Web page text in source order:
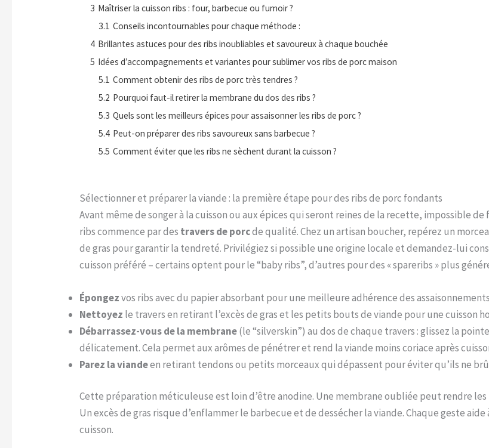
3 Maîtriser la cuisson ribs : four, barbecue ou fumoir ?
3.1 Conseils incontournables pour chaque méthode :
4 Brillantes astuces pour des ribs inoubliables et savoureux à chaque bouchée
5 Idées d’accompagnements et variantes pour sublimer vos ribs de porc maison
5.1 Comment obtenir des ribs de porc très tendres ?
5.2 Pourquoi faut-il retirer la membrane du dos des ribs ?
5.3 Quels sont les meilleurs épices pour assaisonner les ribs de porc ?
5.4 Peut-on préparer des ribs savoureux sans barbecue ?
5.5 Comment éviter que les ribs ne sèchent durant la cuisson ?
Sélectionner et préparer la viande : la première étape pour des ribs de porc fondants
Avant même de songer à la cuisson ou aux épices qui seront reines de la recette, impossible
ribs commence par des travers de porcde qualité. Chez un artisan boucher, repérez un
de gras pour garantir la tendreté. Privilégiez si possible une origine locale et demandez-lui
cuisson préféré – certains optent pour le “baby ribs”, d’autres pour des « spareribs » plus
Épongezvos ribs avec du papier absorbant pour une meilleure adhérence des
Nettoyez le travers en retirant l’excès de gras et les petits bouts de viande pour une cuisson
Débarrassez-vous de la membrane(le “silverskin”) au dos de chaque travers : glissez la
délicatement. Cela permet aux arômes de pénétrer et rend la viande moins coriace après
Parez la viandeen retirant tendons ou petits morceaux qui dépassent pour éviter qu’ils ne
Cette préparation méticuleuse est loin d’être anodine. Une membrane oubliée peut rendre
Un excès de gras risque d’enflammer le barbecue et de dessécher la viande. Chaque geste
cuisson.